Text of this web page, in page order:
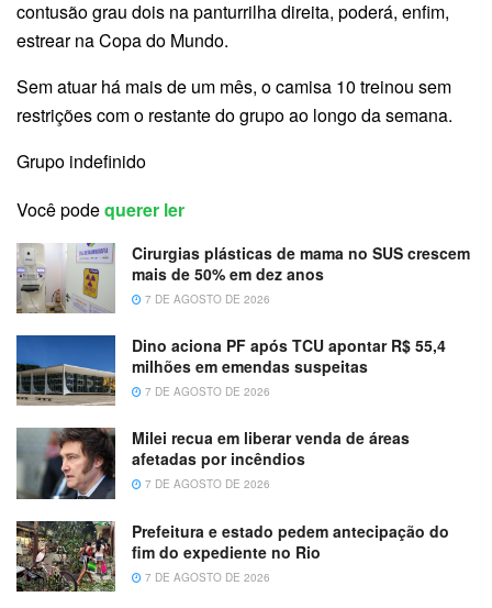
contusão grau dois na panturrilha direita, poderá, enfim,
estrear na Copa do Mundo.
Sem atuar há mais de um mês, o camisa 10 treinou sem
restrições com o restante do grupo ao longo da semana.
Grupo indefinido
Você podequerer ler
Cirurgias plásticas de mama no SUS crescem
mais de 50% em dez anos
7 DE AGOSTO DE 2026
Dino aciona PF após TCU apontar R$ 55,4
milhões em emendas suspeitas
7 DE AGOSTO DE 2026
Milei recua em liberar venda de áreas
afetadas por incêndios
7 DE AGOSTO DE 2026
Prefeitura e estado pedem antecipação do
fim do expediente no Rio
7 DE AGOSTO DE 2026